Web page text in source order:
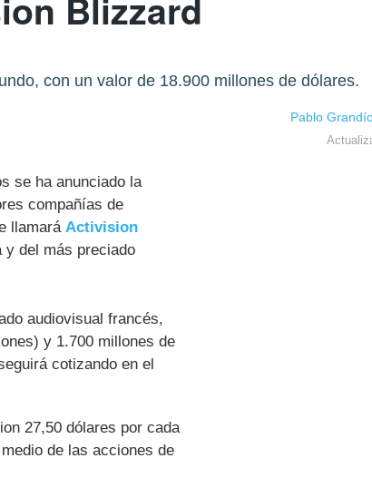
Blizzard
con un valor de 18.900 millones de dólares.
Pablo
se ha anunciado la
compañías de
llamará Activision
y del más preciado
audiovisual francés,
y 1.700 millones de
cotizando en el
27,50 dólares por cada
de las acciones de